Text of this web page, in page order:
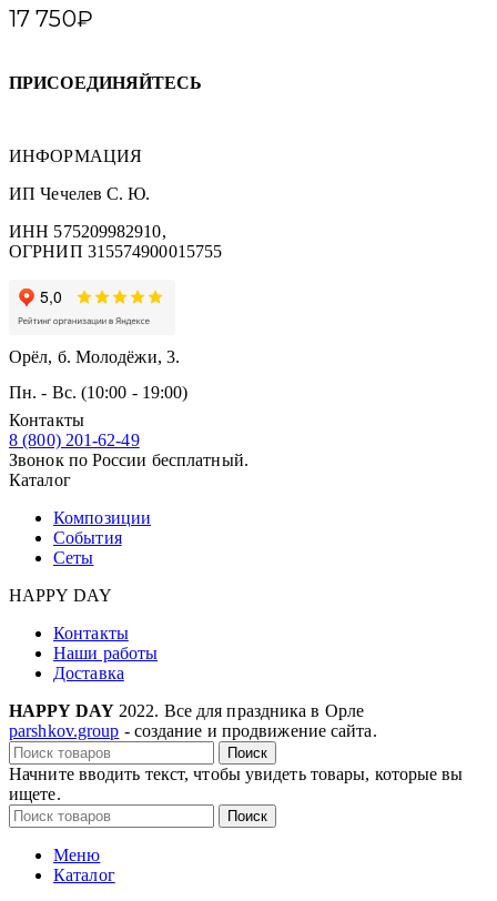
17 750₽
ПРИСОЕДИНЯЙТЕСЬ
ИНФОРМАЦИЯ
ИП Чечелев С. Ю.
ИНН 575209982910,
ОГРНИП 315574900015755
Орёл, б. Молодёжи, 3.
Пн. - Вс. (10:00 - 19:00)
Контакты
8 (800) 201-62-49
Звонок по России бесплатный.
Каталог
Композиции
События
Сеты
HAPPY DAY
Контакты
Наши работы
Доставка
HAPPY DAY 2022. Все для праздника в Орле
parshkov.group - создание и продвижение сайта.
Поиск
Начните вводить текст, чтобы увидеть товары, которые вы
ищете.
Поиск
Меню
Каталог